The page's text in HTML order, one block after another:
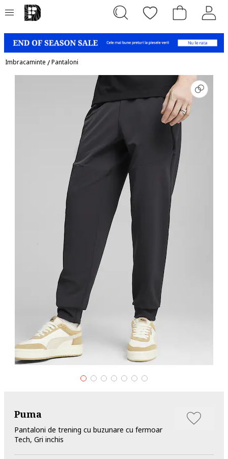
Imbracaminte /Pantaloni
Puma
Pantaloni de trening cu buzunare cu fermoar
Tech, Gri inchis